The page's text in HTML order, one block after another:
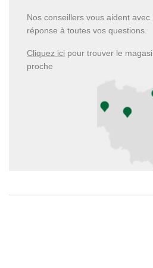
Nos conseillers vous aident
réponse à toutes vos questions.
Cliquez ici pour trouver le
proche